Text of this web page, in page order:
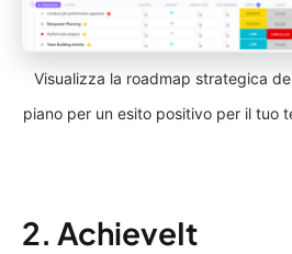
Visualizza la roadmap strategica
piano per un esito positivo per il tuo
2. AchieveIt